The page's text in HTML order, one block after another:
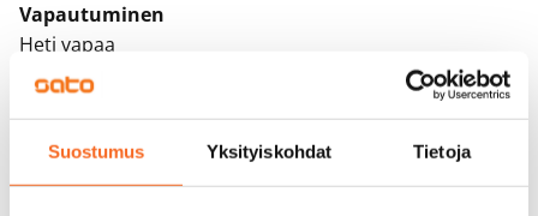
Suostumus Yksityiskohdat Tietoja
Vapautuminen
Heti vapaa
Varallisuusrajat
Ei
Vuokra